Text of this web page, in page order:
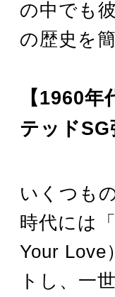
の中でも
の歴史を
【1960
テッドSG
いくつも
時代には
Your Love
トし、一